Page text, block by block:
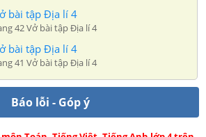
bài tập Địa lí 4
42 Vở bài tập Địa lí 4
bài tập Địa lí 4
41 Vở bài tập Địa lí 4
Báo lỗi - Góp ý